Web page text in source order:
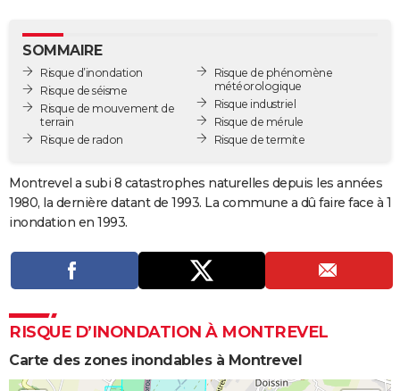
GUIDES D'ACHAT
BONS PLANS
CARTE DE VOEUX
Dictionnaire
Biographies
Citations
Expressions
Proverbes
PROGRAMME TV
Se connecter
Entreprises
Service militaire
Avis de recherche
AVIS DE DÉCÈS
FORUM
Bricolage
Lifestyle
Culture
Television
Voyage
Cinema
SOMMAIRE
Risque d’inondation
Risque de séisme
Risque de mouvement de
terrain
Risque de radon
Risque de phénomène
météorologique
Risque industriel
Risque de mérule
Risque de termite
Montrevel a subi 8 catastrophes naturelles depuis les années
1980, la dernière datant de 1993. La commune a dû faire face à 1
inondation en 1993.
RISQUE D’INONDATION À MONTREVEL
Carte des zones inondables à Montrevel